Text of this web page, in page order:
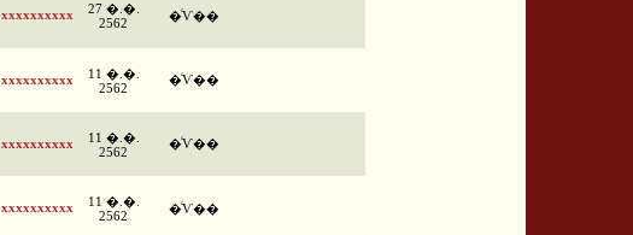
xxxxxxxxxx
27 �.�.
2562
�ͨѴ��
xxxxxxxxxx
11 �.�.
2562
�ͨѴ��
xxxxxxxxxx
11 �.�.
2562
�ͨѴ��
xxxxxxxxxx
11 �.�.
2562
�ͨѴ��